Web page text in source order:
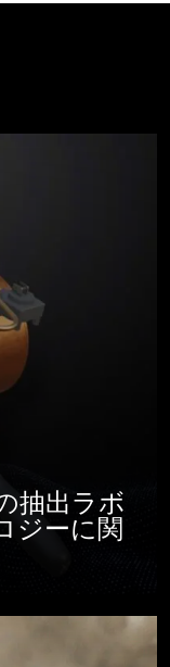
抽出ラボ
ジーに関